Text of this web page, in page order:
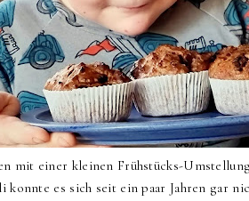
mit einer kleinen Frühstücks-
konnte es sich seit ein paar Jahren gar